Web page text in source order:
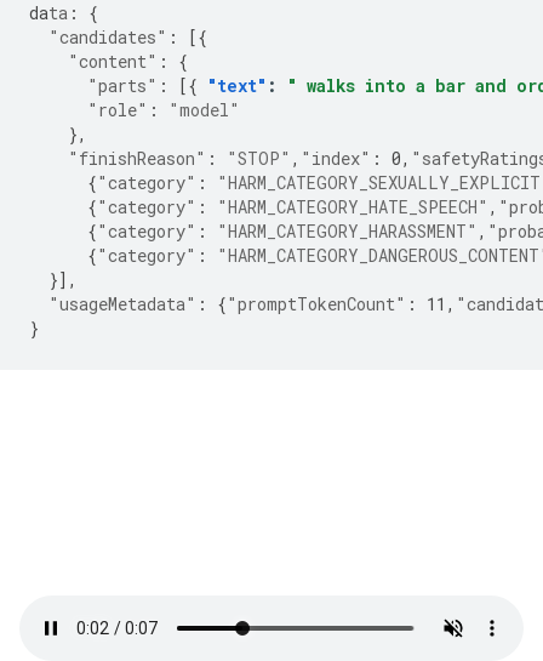
data :
{
"candidates" :
[{
"content" :
{
"parts" : [{ "text" :
" walks into a bar and
"role" :
"model"
},
"finishReason" : "STOP" , "index" : 0,
{"category" :
{"category" : "HARM_CATEGORY_HATE_SPEECH" ,
{"category" : "HARM_CATEGORY_HARASSMENT" ,
{"category" :
}],
"usageMetadata" : {"promptTokenCount" : 11 ,
}